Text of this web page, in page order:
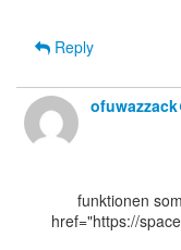
Reply
href="https://